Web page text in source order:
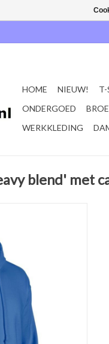
HOME NIEUW! T-
ONDERGOED
WERKKLEDING
blend' met